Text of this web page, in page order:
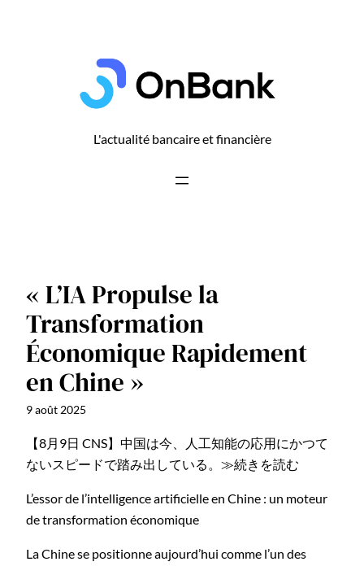
L'actualité bancaire et financière
« L’IA Propulse la
Transformation
Économique Rapidement
en Chine »
9 août 2025
【8月9日 CNS】中国は今、人工知能の応用にかつて
ないスピードで踏み出している。≫続きを読む
L’essor de l’intelligence artificielle en Chine : un moteur
de transformation économique
La Chine se positionne aujourd’hui comme l’un des